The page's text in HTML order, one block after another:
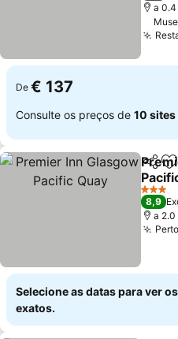
a 0.4
De € 137
Consulte os preços de 10 sites
Ver
3 Estrelas
8,9
a 2.0
Selecione as datas para ver
exatos.